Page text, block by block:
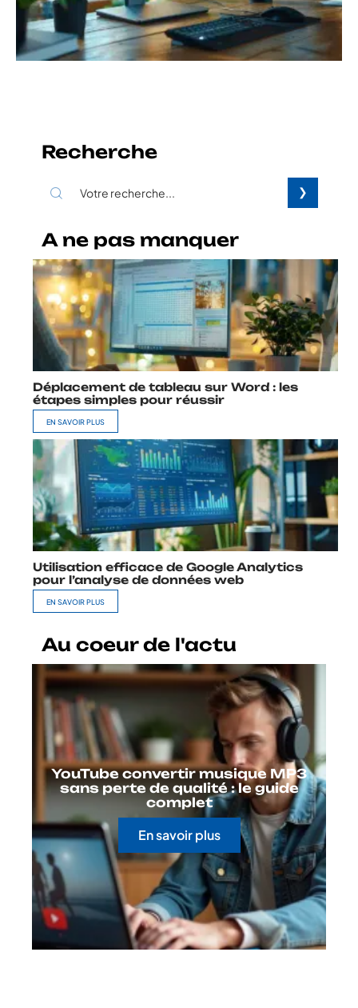
Recherche
A ne pas manquer
Déplacement de tableau sur Word : les
étapes simples pour réussir
EN SAVOIR PLUS
Utilisation efficace de Google Analytics
pour l’analyse de données web
EN SAVOIR PLUS
Au coeur de l'actu
YouTube convertir musique MP3
sans perte de qualité : le guide
complet
En savoir plus